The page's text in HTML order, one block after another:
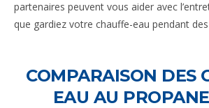
partenaires peuvent vous aider avec
que gardiez votre chauffe-eau pendant
COMPARAISON DES
EAU AU